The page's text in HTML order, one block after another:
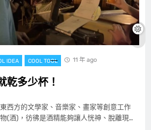
IDEA COOL TOOL 11 年 ago
乾多少杯！
西方的文學家、音樂家、畫家等創意工作
(酒)，彷彿是酒精能夠讓人恍神、脫離現…